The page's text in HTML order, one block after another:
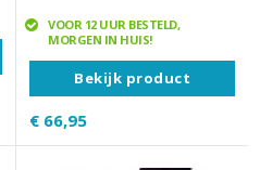
VOOR 12 UUR BESTELD,
MORGEN IN HUIS!
Bekijk product
€ 66,95